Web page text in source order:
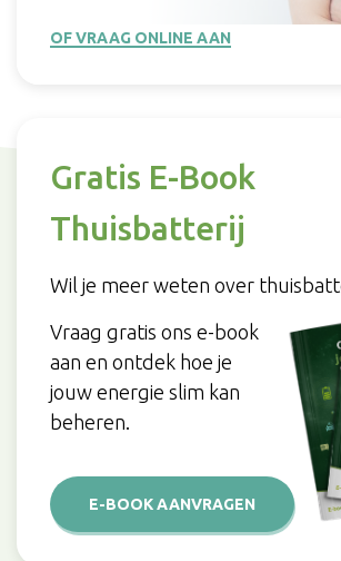
OF VRAAG ONLINE AAN
Gratis E-Book
Thuisbatterij
Wil je meer weten over
Vraag gratis ons e-book
aan en ontdek hoe je
jouw energie slim kan
beheren.
E-BOOK AANVRAGEN